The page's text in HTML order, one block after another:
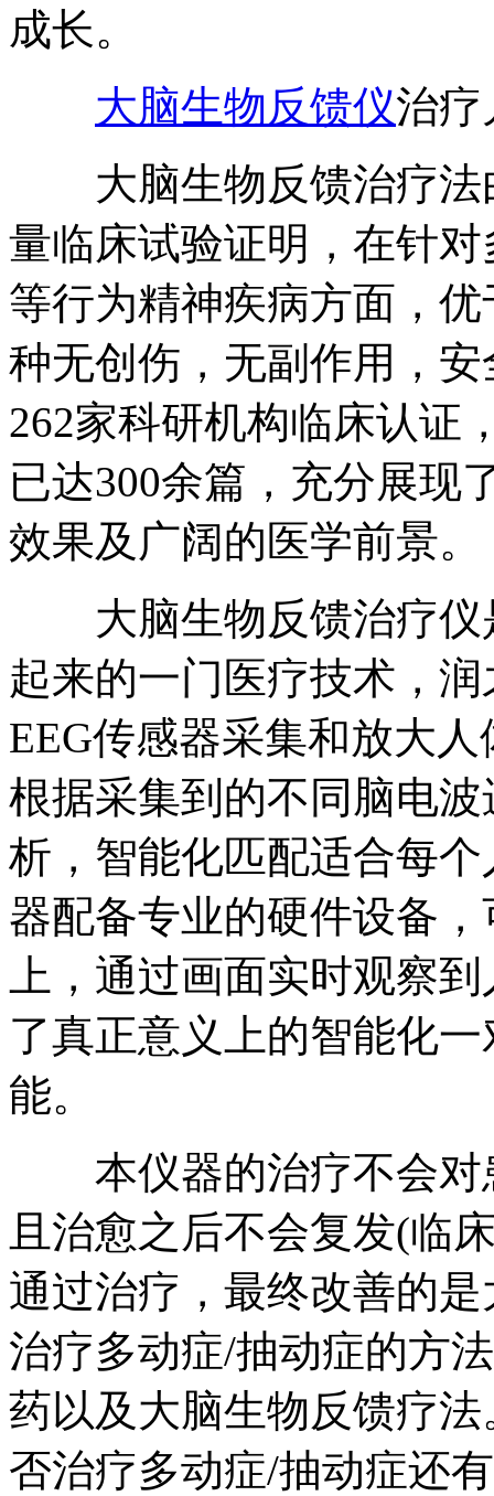
成长。
大脑生物反馈仪治疗
大脑生物反馈治疗法
量临床试验证明，在针
等行为精神疾病方面，
种无创伤，无副作用，
262家科研机构临床认证
已达300余篇，充分展现
效果及广阔的医学前景。
大脑生物反馈治疗仪
起来的一门医疗技术，
EEG传感器采集和放大
根据采集到的不同脑电
析，智能化匹配适合每
器配备专业的硬件设备
上，通过画面实时观察
了真正意义上的智能化
能。
本仪器的治疗不会对
且治愈之后不会复发(临
通过治疗，最终改善的
治疗多动症/抽动症的方
药以及大脑生物反馈疗
否治疗多动症/抽动症还